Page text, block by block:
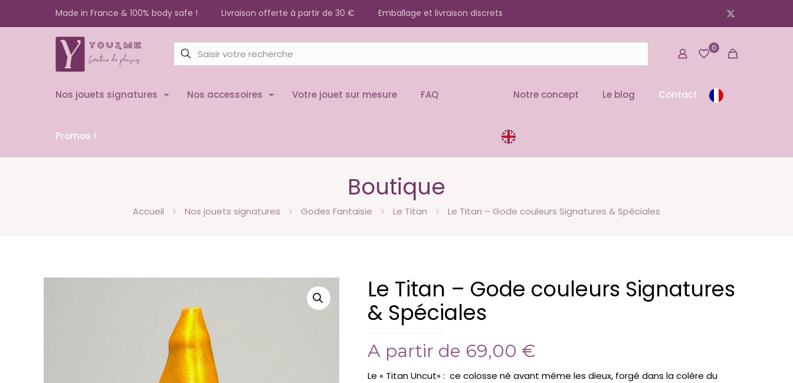
Made in France & 100% body safe ! Livraison offerte à partir de 30 € Emballage et livraison discrets
0
Nos jouets signatures Nos accessoires Votre jouet sur mesure FAQ
Promos !
Notre concept Le blog Contact
Boutique
Accueil Nos jouets signatures Godes Fantaisie Le Titan Le Titan – Gode couleurs Signatures & Spéciales
Le Titan – Gode couleurs Signatures
& Spéciales
A partir de 69,00 €
Le « Titan Uncut» : ce colosse né avant même les dieux, forgé dans la colère du